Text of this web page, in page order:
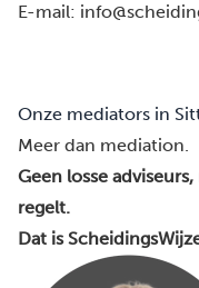
E-mail:
Onze mediators in
Meer dan mediation.
Geen losse
regelt.
Dat is